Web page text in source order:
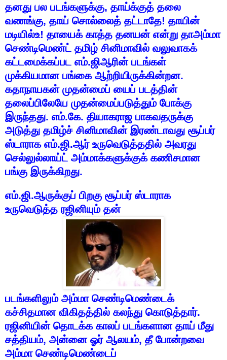
தனது பல படங்களுக்கு, தாய்க்குத் தலை
வணங்கு, தாய் சொல்லைத் தட்டாதே! தாயின்
மடியில்உ! தாயைக் காத்த தனயன் என்று தாஅம்மா
செண்டிமெண்ட் தமிழ் சினிமாவில் வலுவாகக்
கட்டமைக்கப்பட எம்.ஜிஆரின் படங்கள்
முக்கியமான பங்கை ஆற்றியிருக்கின்றன.
கதாநாயகன் முதன்மைப் யைப் படத்தின்
தலைப்பிலேயே முதன்மைப்படுத்தும் போக்கு
இருந்தது. எம்.கே. தியாகராஜ பாகவதருக்கு
அடுத்து தமிழ்ச் சினிமாவின் இரண்டாவது சூப்பர்
ஸ்டாராக எம்.ஜி.ஆர் உருவெடுத்ததில் அவரது
செல்லுல்லாய்ட் அம்மாக்களுக்குக் கணிசமான
பங்கு இருக்கிறது.
எம்.ஜி.ஆருக்குப் பிறகு சூப்பர் ஸ்டாராக
உருவெடுத்த ரஜினியும் தன்
படங்களிலும் அம்மா செண்டிமெண்டைக்
கச்சிதமான விகிதத்தில் கலந்து கொடுத்தார்.
ரஜினியின் தொடக்க காலப் படங்களான தாய் மீது
சத்தியம், அன்னை ஓர் ஆலயம், தீ போன்றவை
அம்மா செண்டிமெண்டைப்